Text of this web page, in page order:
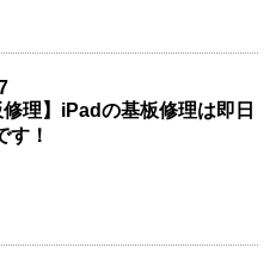
修理】iPadの基板修理は即日
す！